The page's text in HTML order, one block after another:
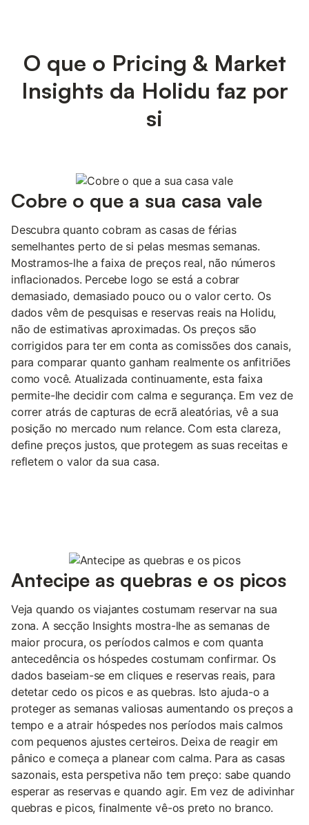
O que o Pricing & Market
Insights da Holidu faz por
si
Cobre o que a sua casa vale
Descubra quanto cobram as casas de férias
semelhantes perto de si pelas mesmas semanas.
Mostramos-lhe a faixa de preços real, não números
inflacionados. Percebe logo se está a cobrar
demasiado, demasiado pouco ou o valor certo. Os
dados vêm de pesquisas e reservas reais na Holidu,
não de estimativas aproximadas. Os preços são
corrigidos para ter em conta as comissões dos canais,
para comparar quanto ganham realmente os anfitriões
como você. Atualizada continuamente, esta faixa
permite-lhe decidir com calma e segurança. Em vez de
correr atrás de capturas de ecrã aleatórias, vê a sua
posição no mercado num relance. Com esta clareza,
define preços justos, que protegem as suas receitas e
refletem o valor da sua casa.
Antecipe as quebras e os picos
Veja quando os viajantes costumam reservar na sua
zona. A secção Insights mostra-lhe as semanas de
maior procura, os períodos calmos e com quanta
antecedência os hóspedes costumam confirmar. Os
dados baseiam-se em cliques e reservas reais, para
detetar cedo os picos e as quebras. Isto ajuda-o a
proteger as semanas valiosas aumentando os preços a
tempo e a atrair hóspedes nos períodos mais calmos
com pequenos ajustes certeiros. Deixa de reagir em
pânico e começa a planear com calma. Para as casas
sazonais, esta perspetiva não tem preço: sabe quando
esperar as reservas e quando agir. Em vez de adivinhar
quebras e picos, finalmente vê-os preto no branco.